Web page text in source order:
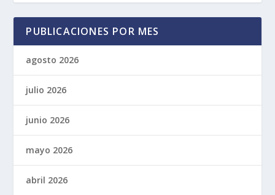
PUBLICACIONES POR MES
agosto 2026
julio 2026
junio 2026
mayo 2026
abril 2026